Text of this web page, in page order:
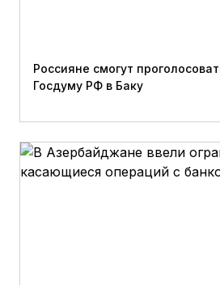
Россияне смогут
Госдуму РФ в Баку